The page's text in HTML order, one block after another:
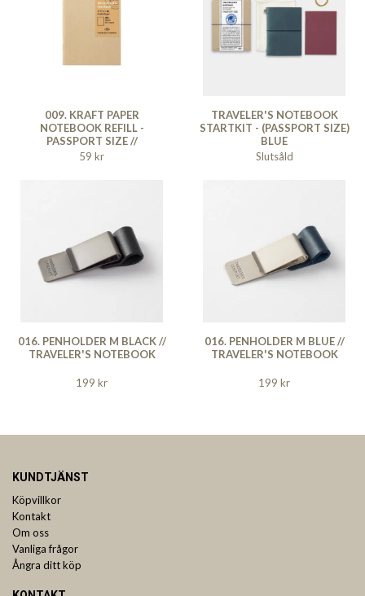
009. KRAFT PAPER
NOTEBOOK REFILL -
PASSPORT SIZE //
TRAVELER'S NOTEBOOK
59 kr
TRAVELER'S NOTEBOOK
STARTKIT - (PASSPORT SIZE)
BLUE
Slutsåld
016. PENHOLDER M BLACK //
TRAVELER'S NOTEBOOK
199 kr
016. PENHOLDER M BLUE //
TRAVELER'S NOTEBOOK
199 kr
KUNDTJÄNST
Köpvillkor
Kontakt
Om oss
Vanliga frågor
Ångra ditt köp